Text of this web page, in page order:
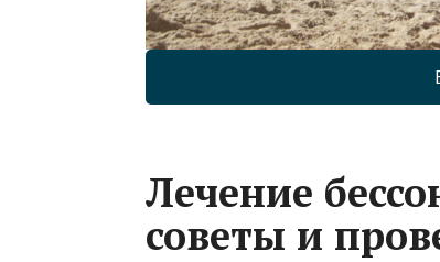
Лечение
советы и